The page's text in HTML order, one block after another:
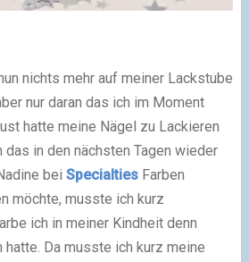
nichts mehr auf meiner Lackstube
nur daran das ich im Moment
hatte meine Nägel zu Lackieren
in den nächsten Tagen wieder
bei SpecialtiesFarben
möchte, musste ich kurz
ich in meiner Kindheit denn
Da musste ich kurz meine